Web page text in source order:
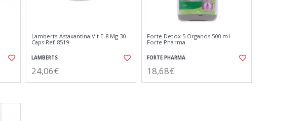
Lamberts Astaxantina Vit E 8 Mg 30
Caps Ref 8519
LAMBERTS
24,06€
Forte Detox 5 Organos 500 ml
Forte Pharma
FORTE PHARMA
18,68€